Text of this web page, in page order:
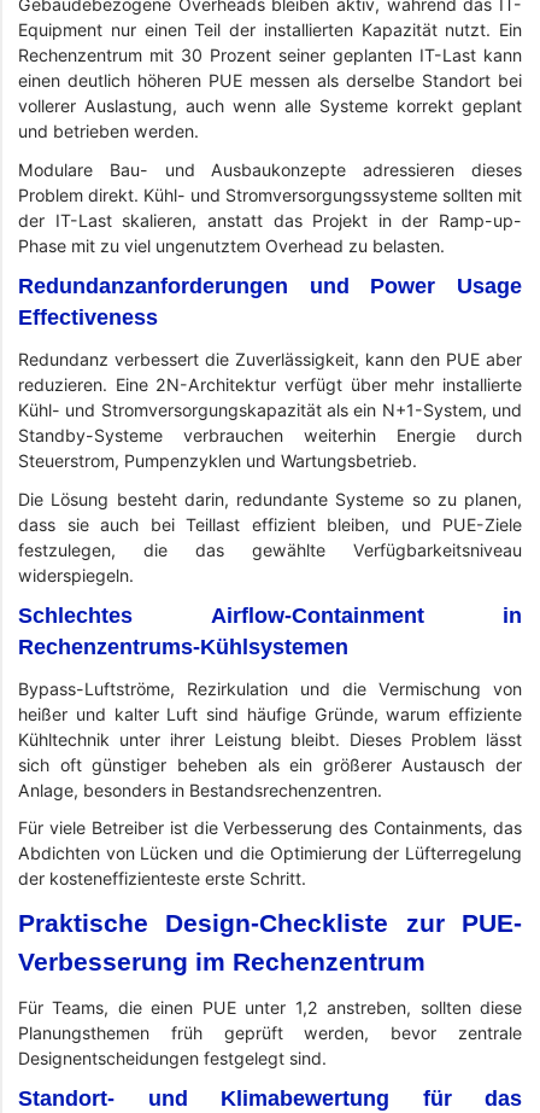
Gebäudebezogene Overheads bleiben aktiv, während das IT-
Equipment nur einen Teil der installierten Kapazität nutzt. Ein
Rechenzentrum mit 30 Prozent seiner geplanten IT-Last kann
einen deutlich höheren PUE messen als derselbe Standort bei
vollerer Auslastung, auch wenn alle Systeme korrekt geplant
und betrieben werden.
Modulare Bau- und Ausbaukonzepte adressieren dieses
Problem direkt. Kühl- und Stromversorgungssysteme sollten mit
der IT-Last skalieren, anstatt das Projekt in der Ramp-up-
Phase mit zu viel ungenutztem Overhead zu belasten.
Redundanzanforderungen und Power Usage
Effectiveness
Redundanz verbessert die Zuverlässigkeit, kann den PUE aber
reduzieren. Eine 2N-Architektur verfügt über mehr installierte
Kühl- und Stromversorgungskapazität als ein N+1-System, und
Standby-Systeme verbrauchen weiterhin Energie durch
Steuerstrom, Pumpenzyklen und Wartungsbetrieb.
Die Lösung besteht darin, redundante Systeme so zu planen,
dass sie auch bei Teillast effizient bleiben, und PUE-Ziele
festzulegen, die das gewählte Verfügbarkeitsniveau
widerspiegeln.
Schlechtes Airflow-Containment in
Rechenzentrums-Kühlsystemen
Bypass-Luftströme, Rezirkulation und die Vermischung von
heißer und kalter Luft sind häufige Gründe, warum effiziente
Kühltechnik unter ihrer Leistung bleibt. Dieses Problem lässt
sich oft günstiger beheben als ein größerer Austausch der
Anlage, besonders in Bestandsrechenzentren.
Für viele Betreiber ist die Verbesserung des Containments, das
Abdichten von Lücken und die Optimierung der Lüfterregelung
der kosteneffizienteste erste Schritt.
Praktische Design-Checkliste zur PUE-
Verbesserung im Rechenzentrum
Für Teams, die einen PUE unter 1,2 anstreben, sollten diese
Planungsthemen früh geprüft werden, bevor zentrale
Designentscheidungen festgelegt sind.
Standort- und Klimabewertung für das